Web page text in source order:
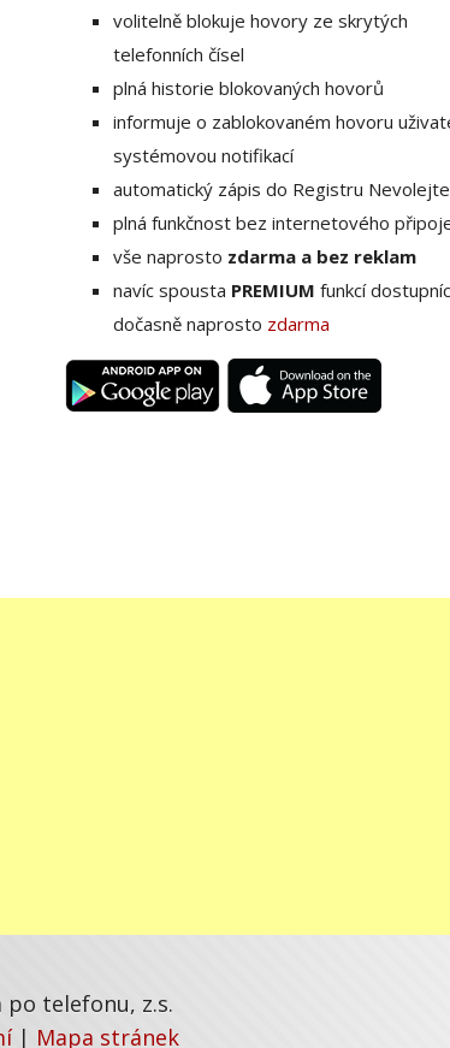
volitelně blokuje hovory ze skrytých
telefonních čísel
plná historie blokovaných hovorů
informuje o zablokovaném hovoru
systémovou notifikací
automatický zápis do Registru
plná funkčnost bez internetového
vše naprosto zdarma a bez reklam
navíc spousta PREMIUM funkcí
dočasně naprosto zdarma
po telefonu, z.s.
| Mapa stránek